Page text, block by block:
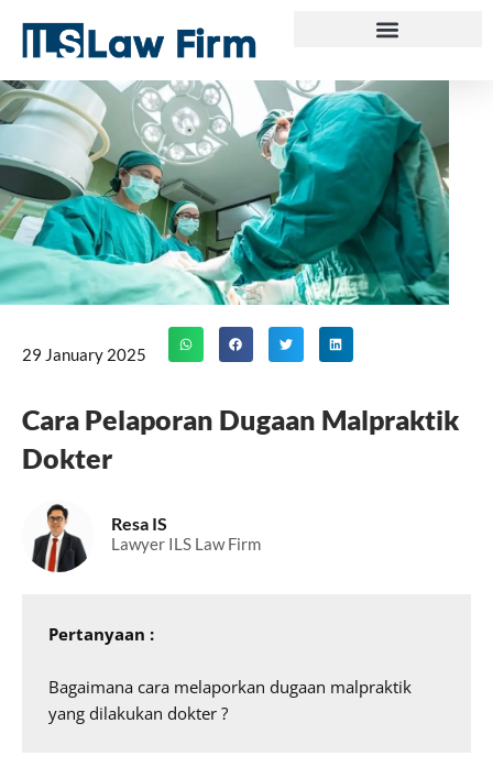
content
29 January 2025
Cara Pelaporan Dugaan Malpraktik
Dokter
Resa IS
Lawyer ILS Law Firm
Pertanyaan :
Bagaimana cara melaporkan dugaan malpraktik
yang dilakukan dokter ?